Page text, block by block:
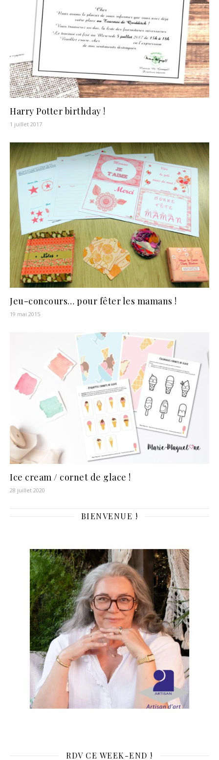
Harry Potter birthday !
1 juillet 2017
Jeu-concours… pour fêter les mamans !
19 mai 2015
Ice cream / cornet de glace !
28 juillet 2020
BIENVENUE !
RDV CE WEEK-END !